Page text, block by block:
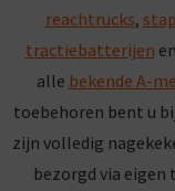
reachtrucks,
tractiebatterijen en
alle bekende A-
toebehoren bent u
zijn volledig
bezorgd via